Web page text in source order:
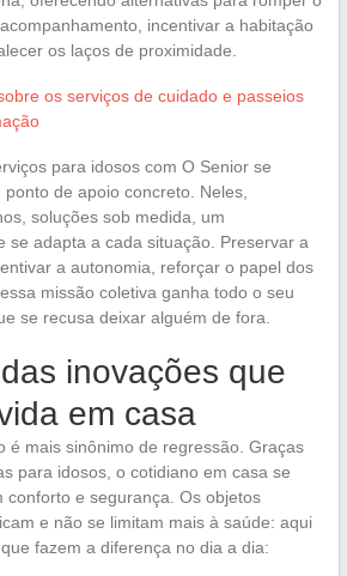
incentivar a habitação
os laços de proximidade.
os serviços de cuidado e passeios
para idosos com O Senior se
de apoio concreto. Neles,
soluções sob medida, um
se adapta a cada situação. Preservar a
a autonomia, reforçar o papel dos
missão coletiva ganha todo o seu
se recusa deixar alguém de fora.
inovações que
em casa
é mais sinônimo de regressão. Graças
para idosos, o cotidiano em casa se
conforto e segurança. Os objetos
e não se limitam mais à saúde: aqui
fazem a diferença no dia a dia: